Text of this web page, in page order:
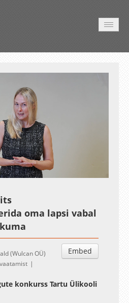
Esituskiirused
Auto
oma lapsi vabal
Embed
(Wulcan OÜ)
konkurss Tartu Ülikooli